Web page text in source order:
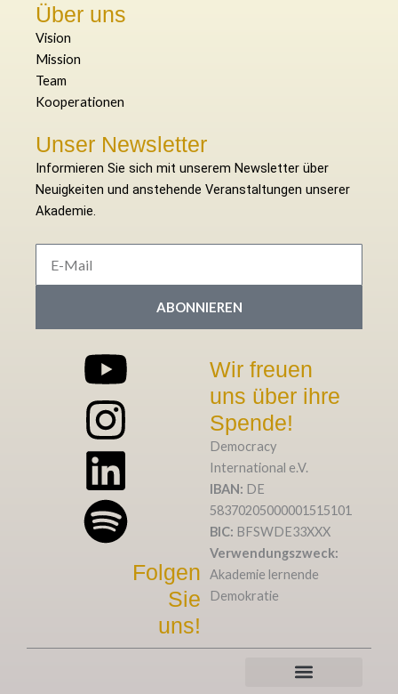
Über uns
Vision
Mission
Team
Kooperationen
Unser Newsletter
Informieren Sie sich mit unserem Newsletter über
Neuigkeiten und anstehende Veranstaltungen unserer
Akademie.
Mail
ABONNIEREN
Folgen
Sie
uns!
Y
o
u
t
u
e
I
n
s
t
a
r
L
i
n
k
e
i
S
p
o
t
i
y
Wir freuen
uns über ihre
Spende!
Democracy
International e.V.
IBAN: DE
58370205000001515101
BIC: BFSWDE33XXX
Verwendungszweck:
Akademie lernende
Demokratie